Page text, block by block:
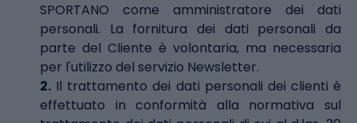
SPORTANO come amministratore dei dati
personali. La fornitura dei dati personali da
parte del Cliente è volontaria, ma necessaria
per l'utilizzo del servizio Newsletter.
2. Il trattamento dei dati personali dei clienti è
effettuato in conformità alla normativa sul